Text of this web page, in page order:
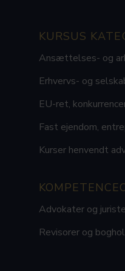
KURSUS
Ansættelses- og
Erhvervs- og
EU-ret,
Fast ejendom,
Kurser henvendt
Advokater og
Revisorer og